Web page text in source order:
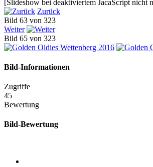
[Slideshow bei deaktiviertem JacaScript nicht
Zurück
Bild 63 von 323
Weiter
Bild 65 von 323
Bild-Informationen
Zugriffe
45
Bewertung
Bild-Bewertung